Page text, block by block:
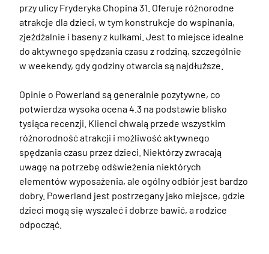
przy ulicy Fryderyka Chopina 31. Oferuje różnorodne
atrakcje dla dzieci, w tym konstrukcje do wspinania,
zjeżdżalnie i baseny z kulkami. Jest to miejsce idealne
do aktywnego spędzania czasu z rodziną, szczególnie
w weekendy, gdy godziny otwarcia są najdłuższe.
Opinie o Powerland są generalnie pozytywne, co
potwierdza wysoka ocena 4.3 na podstawie blisko
tysiąca recenzji. Klienci chwalą przede wszystkim
różnorodność atrakcji i możliwość aktywnego
spędzania czasu przez dzieci. Niektórzy zwracają
uwagę na potrzebę odświeżenia niektórych
elementów wyposażenia, ale ogólny odbiór jest bardzo
dobry. Powerland jest postrzegany jako miejsce, gdzie
dzieci mogą się wyszaleć i dobrze bawić, a rodzice
odpocząć.